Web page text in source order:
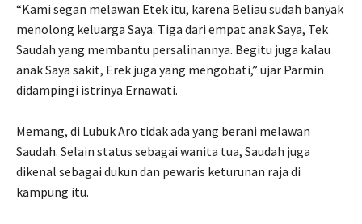
“Kami segan melawan Etek itu, karena Beliau sudah banyak
menolong keluarga Saya. Tiga dari empat anak Saya, Tek
Saudah yang membantu persalinannya. Begitu juga kalau
anak Saya sakit, Erek juga yang mengobati,” ujar Parmin
didampingi istrinya Ernawati.
Memang, di Lubuk Aro tidak ada yang berani melawan
Saudah. Selain status sebagai wanita tua, Saudah juga
dikenal sebagai dukun dan pewaris keturunan raja di
kampung itu.